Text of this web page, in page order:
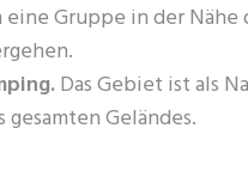
Gruppe in der
Das Gebiet ist als
Geländes.